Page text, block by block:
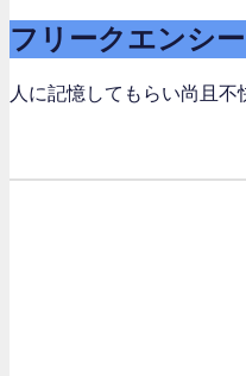
フリークエンシ
人に記憶してもらい尚且